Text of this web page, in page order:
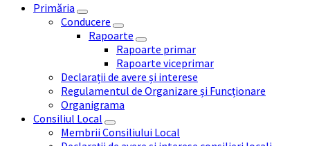
Primăria
Conducere
Rapoarte
Rapoarte primar
Rapoarte viceprimar
Declarații de avere și interese
Regulamentul de Organizare și Funcționare
Organigrama
Consiliul Local
Membrii Consiliului Local